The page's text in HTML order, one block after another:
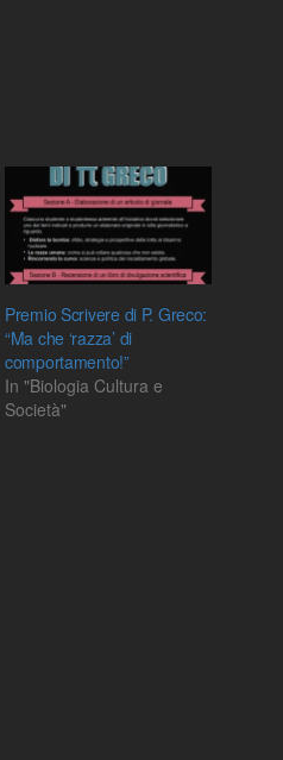
Premio Scrivere di P. Greco:
“Ma che ‘razza’ di
comportamento!”
In "Biologia Cultura e
Società"